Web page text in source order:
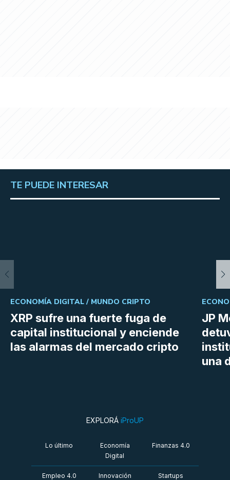
TE PUEDE INTERESAR
XRP sufre una fuerte fuga de
capital institucional y enciende
las alarmas del mercado cripto
ECONOMÍA DIGITAL / MUNDO CRIPTO
JP
una
EXPLORÁ iProUP
Lo último
Economía
Digital
Finanzas 4.0
Empleo 4.0 Innovación Startups